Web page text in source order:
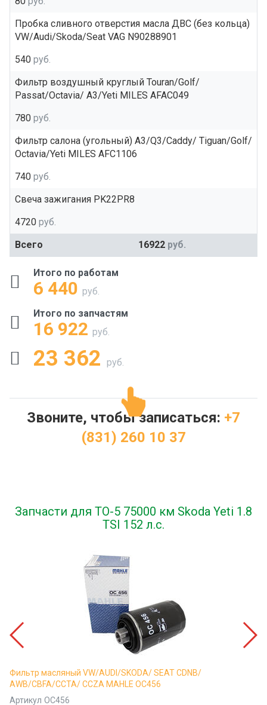
Пробка сливного отверстия масла ДВС (без кольца)
VW/Audi/Skoda/Seat VAG N90288901
540 руб.
Фильтр воздушный круглый Touran/Golf/
Passat/Octavia/ A3/Yeti MILES AFAC049
780 руб.
Фильтр салона (угольный) A3/Q3/Caddy/ Tiguan/Golf/
Octavia/Yeti MILES AFC1106
740 руб.
Свеча зажигания PK22PR8
4720 руб.
Всего
16922 руб.
Итого по работам
6 440 руб.
Итого по запчастям
16 922 руб.
23 362 руб.
Звоните, чтобы записаться: +7
(831) 260 10 37
Запчасти для ТО-5 75000 км Skoda Yeti 1.8
TSI 152 л.с.
Фильтр масляный VW/AUDI/SKODA/ SEAT CDNB/
AWB/CBFA/CCTA/ CCZA MAHLE OC456
Артикул OC456